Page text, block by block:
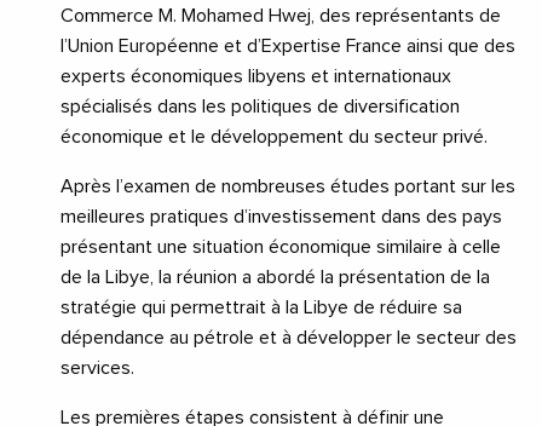
Commerce M. Mohamed Hwej, des représentants de
l’Union Européenne et d’Expertise France ainsi que des
experts économiques libyens et internationaux
spécialisés dans les politiques de diversification
économique et le développement du secteur privé.
Après l’examen de nombreuses études portant sur les
meilleures pratiques d’investissement dans des pays
présentant une situation économique similaire à celle
de la Libye, la réunion a abordé la présentation de la
stratégie qui permettrait à la Libye de réduire sa
dépendance au pétrole et à développer le secteur des
services.
Les premières étapes consistent à définir une